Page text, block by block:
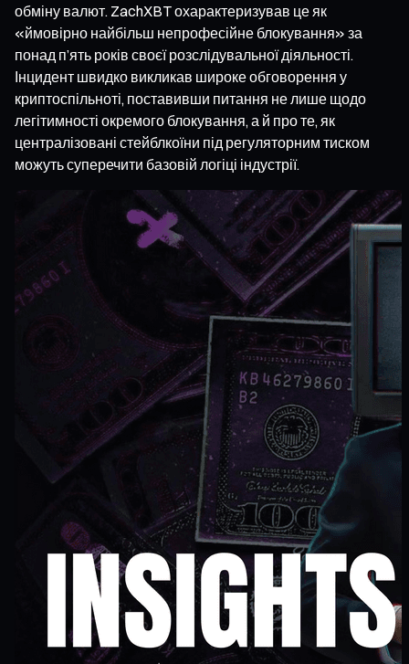
обміну валют. ZachXBT охарактеризував це як
«ймовірно найбільш непрофесійне блокування» за
понад п’ять років своєї розслідувальної діяльності.
Інцидент швидко викликав широке обговорення у
криптоспільноті, поставивши питання не лише щодо
легітимності окремого блокування, а й про те, як
централізовані стейблкоїни під регуляторним тиском
можуть суперечити базовій логіці індустрії.